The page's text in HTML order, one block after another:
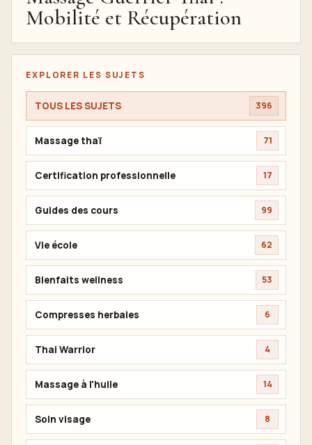
Mobilité et Récupération
EXPLORER LES SUJETS
TOUS LES SUJETS 396
Massage thaï 71
Certification professionnelle 17
Guides des cours 99
Vie école 62
Bienfaits wellness 53
Compresses herbales 6
Thai Warrior 4
Massage à l'huile 14
Soin visage 8